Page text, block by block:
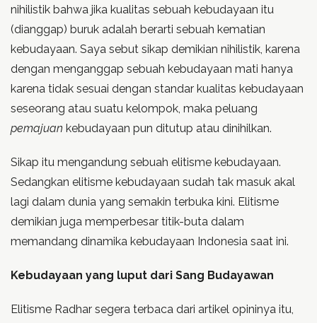
nihilistik bahwa jika kualitas sebuah kebudayaan itu
(dianggap) buruk adalah berarti sebuah kematian
kebudayaan. Saya sebut sikap demikian nihilistik, karena
dengan menganggap sebuah kebudayaan mati hanya
karena tidak sesuai dengan standar kualitas kebudayaan
seseorang atau suatu kelompok, maka peluang
pemajuan kebudayaan pun ditutup atau dinihilkan.
Sikap itu mengandung sebuah elitisme kebudayaan.
Sedangkan elitisme kebudayaan sudah tak masuk akal
lagi dalam dunia yang semakin terbuka kini. Elitisme
demikian juga memperbesar titik-buta dalam
memandang dinamika kebudayaan Indonesia saat ini.
Kebudayaan yang luput dari Sang Budayawan
Elitisme Radhar segera terbaca dari artikel opininya itu,